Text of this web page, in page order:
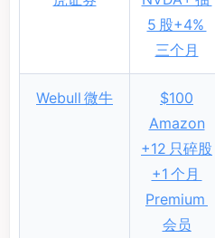
5 股+4%
三个月
Webull 微牛
$100
Amazon
+12 只碎股
+1 个月
Premium
会员